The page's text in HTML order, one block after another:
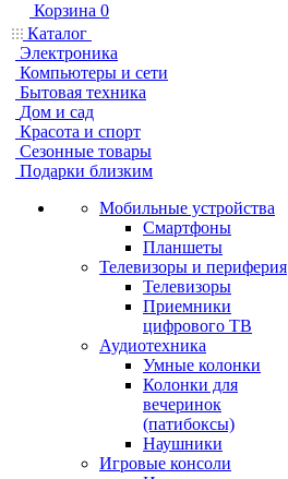
Корзина 0
Каталог
Электроника
Компьютеры и сети
Бытовая техника
Дом и сад
Красота и спорт
Сезонные товары
Подарки близким
Мобильные устройства
Смартфоны
Планшеты
Телевизоры и периферия
Телевизоры
Приемники
цифрового ТВ
Аудиотехника
Умные колонки
Колонки для
вечеринок
(патибоксы)
Наушники
Игровые консоли